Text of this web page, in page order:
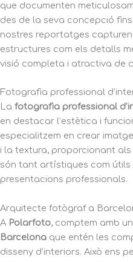
que documenten
des de la seva concepció
nostres reportatges
estructures com els detalls
visió completa i atractiva de
Fotografia professional
La fotografia professional
en destacar l’estètica i
especialitzem en crear
i la textura, proporcionant
són tant artístiques com útils
presentacions professionals.
Arquitecte fotògraf a
A Polarfoto, comptem amb un
Barcelona que entén les
disseny d’interiors. Això ens